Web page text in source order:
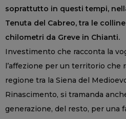
soprattutto in questi tempi,
Tenuta del Cabreo, tra le
chilometri da Greve in Chianti.
Investimento che racconta la
l’affezione per un territorio che
regione tra la Siena del
Rinascimento, si tramanda
generazione, del resto, per una